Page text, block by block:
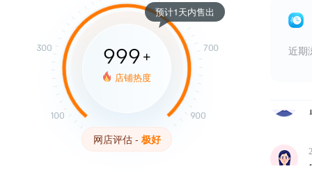
999 +
店铺热度
预计1天内售出
网店评估 - 极好
近期